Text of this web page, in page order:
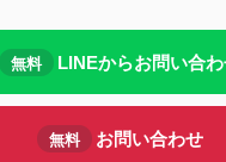
無料 LINEからお問い合
無料 お問い合わせ